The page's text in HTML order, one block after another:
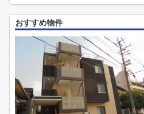
おすすめ物件